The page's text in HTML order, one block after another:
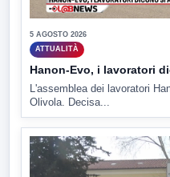
5 AGOSTO 2026
ATTUALITÀ
Hanon-Evo, i lavoratori
L'assemblea dei lavoratori
Olivola. Decisa...